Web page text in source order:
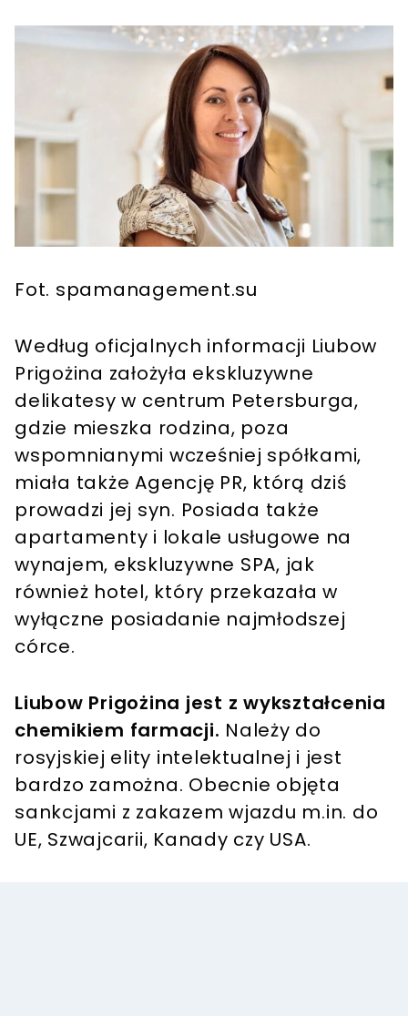
Fot. spamanagement.su
Według oficjalnych informacji Liubow
Prigożina założyła ekskluzywne
delikatesy w centrum Petersburga,
gdzie mieszka rodzina, poza
wspomnianymi wcześniej spółkami,
miała także Agencję PR, którą dziś
prowadzi jej syn. Posiada także
apartamenty i lokale usługowe na
wynajem, ekskluzywne SPA, jak
również hotel, który przekazała w
wyłączne posiadanie najmłodszej
córce.
Liubow Prigożina jest z wykształcenia
chemikiem farmacji. Należy do
rosyjskiej elity intelektualnej i jest
bardzo zamożna. Obecnie objęta
sankcjami z zakazem wjazdu m.in. do
UE, Szwajcarii, Kanady czy USA.